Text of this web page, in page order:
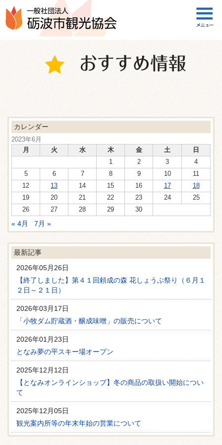
一般社団法人 砺波市観光協会
カレンダー
2023年6月
月
火 水 木 金 土
日
1
2 3
4
5
6 7 8 9 10
11
12
13 14 15 16 17
18
19
20 21 22 23 24
25
26
27 28 29 30
« 4月 7月 »
最新記事
2026年05月26日
【終了しました】第４１回頼成の森 花しょうぶ祭り（６月１
２日～２１日）
2026年03月17日
「小牧ダム貯蔵酒・醸成味噌」の販売について
2026年01月23日
となみ夢の平スキー場オープン
2025年12月12日
【となみオンラインショップ】冬の商品の取扱い開始につい
て
2025年12月05日
観光案内所等の年末年始の営業について